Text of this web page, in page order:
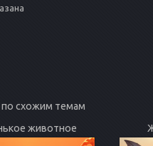
схожим темам
животное